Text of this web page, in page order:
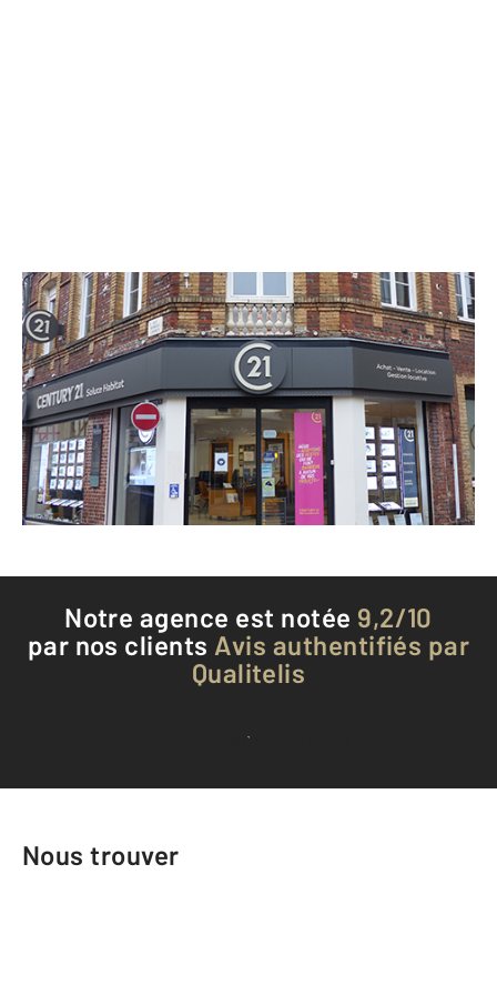
CENTURY 21 Soluce Habitat
11 rue Robert Lindet
BERNAY - 27300
Envoyer un message
Téléphoner à l'agence
Notre agence est notée 9,2/10
par nos clients Avis authentifiés par
Qualitelis
Voir tous les avis clients
Nous trouver